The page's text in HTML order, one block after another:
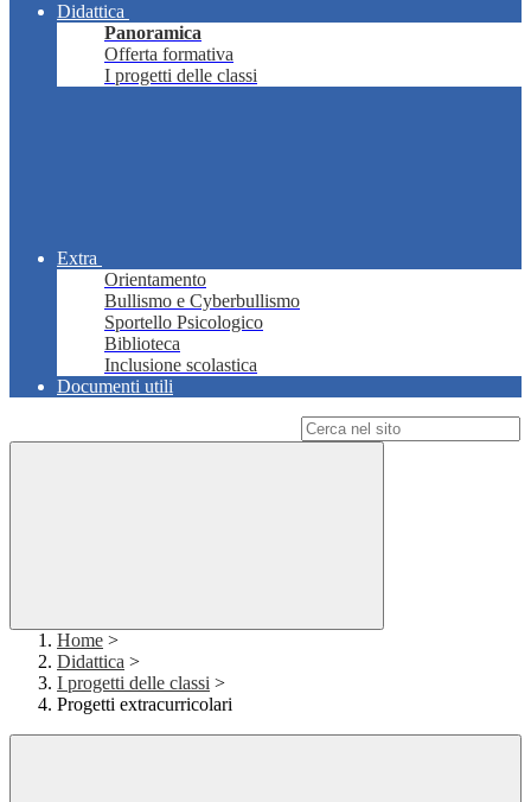
Didattica
Panoramica
Offerta formativa
I progetti delle classi
Extra
Orientamento
Bullismo e Cyberbullismo
Sportello Psicologico
Biblioteca
Inclusione scolastica
Documenti utili
Home >
Didattica >
I progetti delle classi >
Progetti extracurricolari